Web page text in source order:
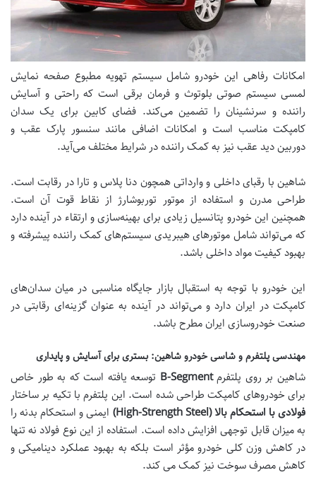
امکانات رفاهی این خودرو شامل سیستم تهویه مطبوع صفحه نمایش
لمسی سیستم صوتی بلوتوث و فرمان برقی است که راحتی و آسایش
راننده و سرنشینان را تضمین می‌کند. فضای کابین برای یک سدان
کامپکت مناسب است و امکانات اضافی مانند سنسور پارک عقب و
دوربین دید عقب نیز به کمک راننده در شرایط مختلف می‌آید.
شاهین با رقبای داخلی و وارداتی همچون دنا پلاس و تارا در رقابت است.
طراحی مدرن و استفاده از موتور توربوشارژ از نقاط قوت آن است.
همچنین این خودرو پتانسیل زیادی برای بهینه‌سازی و ارتقاء در آینده دارد
که می‌تواند شامل موتورهای هیبریدی سیستم‌های کمک راننده پیشرفته و
بهبود کیفیت مواد داخلی باشد.
این خودرو با توجه به استقبال بازار جایگاه مناسبی در میان سدان‌های
کامپکت در ایران دارد و می‌تواند در آینده به عنوان گزینه‌ای رقابتی در
صنعت خودروسازی ایران مطرح باشد.
مهندسی پلتفرم و شاسی خودرو شاهین: بستری برای آسایش و پایداری
شاهین بر روی پلتفرمB-Segment توسعه یافته است که به طور خاص
برای خودروهای کامپکت طراحی شده است. این پلتفرم با تکیه بر ساختار
فولادی با استحکام بالا(High-Strength Steel)
ایمنی و استحکام بدنه را
به میزان قابل توجهی افزایش داده است. استفاده از این نوع فولاد نه تنها
در کاهش وزن کلی خودرو مؤثر است بلکه به بهبود عملکرد دینامیکی و
کاهش مصرف سوخت نیز کمک می کند.